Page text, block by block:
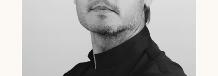
Universidad Complutense de
Madrid. Colegiado nº 40005447 .
Formación en estética,
implantología , prótesis y
rehabilitación oral. Diploma en
Dirección odontológica y Gestión